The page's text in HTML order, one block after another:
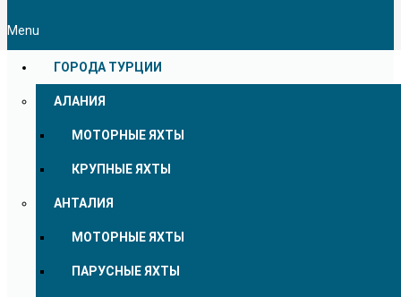
Menu
ГОРОДА ТУРЦИИ
АЛАНИЯ
МОТОРНЫЕ ЯХТЫ
КРУПНЫЕ ЯХТЫ
АНТАЛИЯ
МОТОРНЫЕ ЯХТЫ
ПАРУСНЫЕ ЯХТЫ